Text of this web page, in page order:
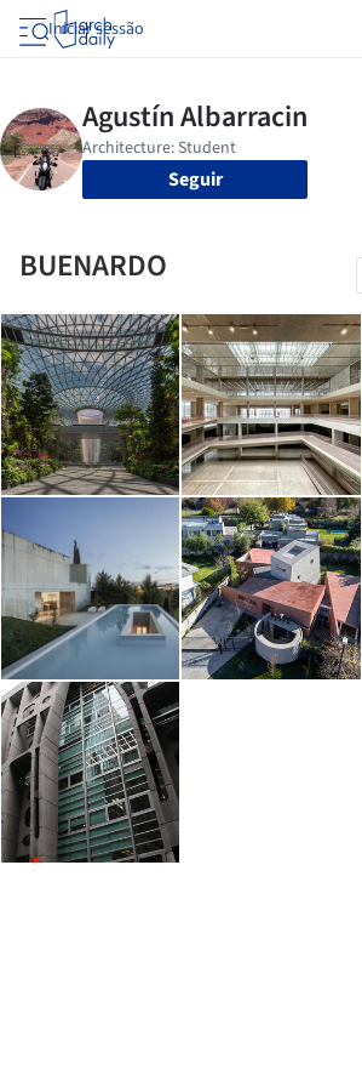
Iniciar sessão
Seguir
BUENARDO